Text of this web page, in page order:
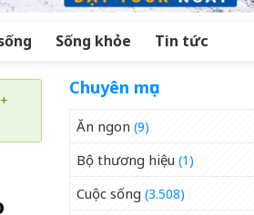
Sống khỏe Tin tức
Chuyên mục
Ăn ngon (9)
Bộ thương hiệu (1)
Cuộc sống (3.508)